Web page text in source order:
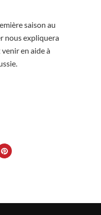
saison au
nous expliquera
en aide à